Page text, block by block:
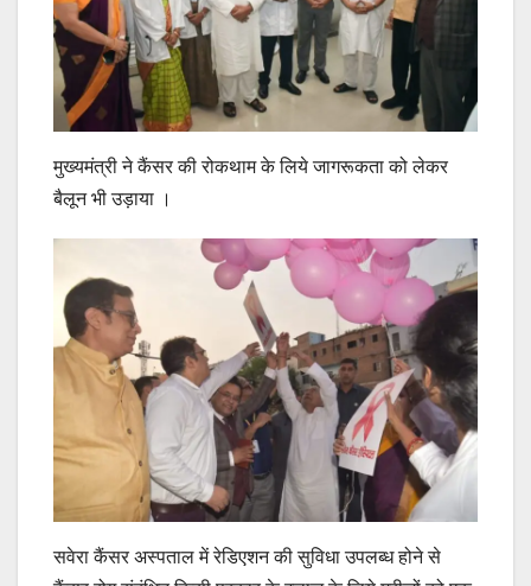
मुख्यमंत्री ने कैंसर की रोकथाम के लिये जागरूकता को लेकर
बैलून भी उड़ाया ।
सवेरा कैंसर अस्पताल में रेडिएशन की सुविधा उपलब्ध होने से